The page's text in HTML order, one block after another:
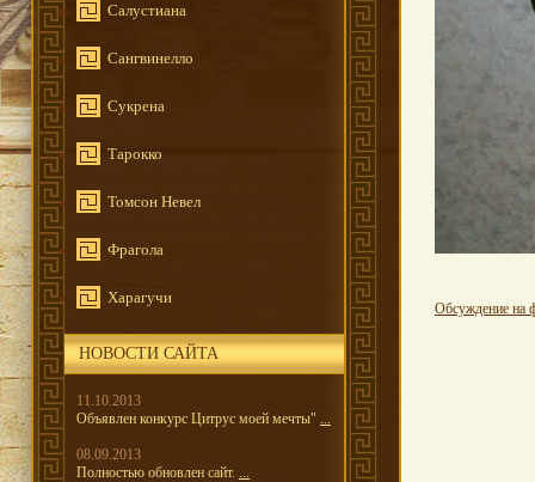
Салустиана
Сангвинелло
Сукрена
Тарокко
Томсон Невел
Фрагола
Харагучи
НОВОСТИ САЙТА
11.10.2013
Объявлен конкурс Цитрус моей мечты" ...
08.09.2013
Полностью обновлен сайт. ...
Обсуждение на